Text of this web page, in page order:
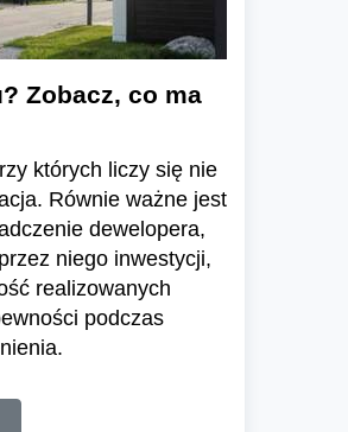
Zobacz, co ma
których liczy się nie
Równie ważne jest
dewelopera,
niego inwestycji,
realizowanych
podczas